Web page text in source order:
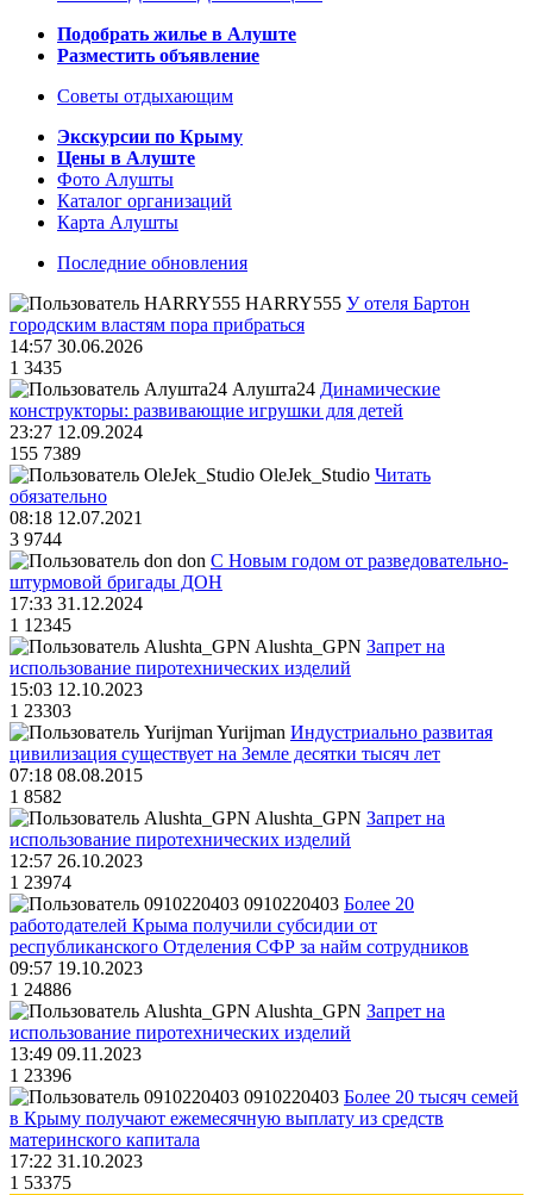
Подобрать жилье в Алуште
Разместить объявление
Советы отдыхающим
Экскурсии по Крыму
Цены в Алуште
Фото Алушты
Каталог организаций
Карта Алушты
Последние обновления
HARRY555 У отеля Бартон
городским властям пора прибраться
14:57 30.06.2026
1 3435
Алушта24 Динамические
конструкторы: развивающие игрушки для детей
23:27 12.09.2024
155 7389
OleJek_Studio Читать
обязательно
08:18 12.07.2021
3 9744
don С Новым годом от разведовательно-
штурмовой бригады ДОН
17:33 31.12.2024
1 12345
Alushta_GPN Запрет на
использование пиротехнических изделий
15:03 12.10.2023
1 23303
Yurijman Индустриально развитая
цивилизация существует на Земле десятки тысяч лет
07:18 08.08.2015
1 8582
Alushta_GPN Запрет на
использование пиротехнических изделий
12:57 26.10.2023
1 23974
0910220403 Более 20
работодателей Крыма получили субсидии от
республиканского Отделения СФР за найм сотрудников
09:57 19.10.2023
1 24886
Alushta_GPN Запрет на
использование пиротехнических изделий
13:49 09.11.2023
1 23396
0910220403 Более 20 тысяч семей
в Крыму получают ежемесячную выплату из средств
материнского капитала
17:22 31.10.2023
1 53375